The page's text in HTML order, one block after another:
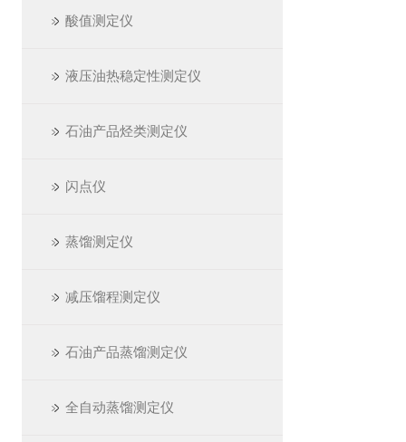
酸值测定仪
液压油热稳定性测定仪
石油产品烃类测定仪
闪点仪
蒸馏测定仪
减压馏程测定仪
石油产品蒸馏测定仪
全自动蒸馏测定仪